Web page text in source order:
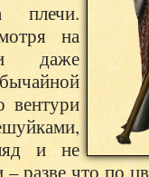
плечи.
на
даже
вентури
и не
разве что по